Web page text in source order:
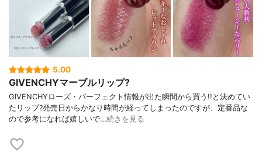
5.00
GIVENCHYマーブルリップ?
GIVENCHYローズ・パーフェクト情報が出た瞬間から買う!!と決めてい
たリップ?発売日からかなり時間が経ってしまったのですが、定番品な
ので参考になれば嬉しいで…続きを見る